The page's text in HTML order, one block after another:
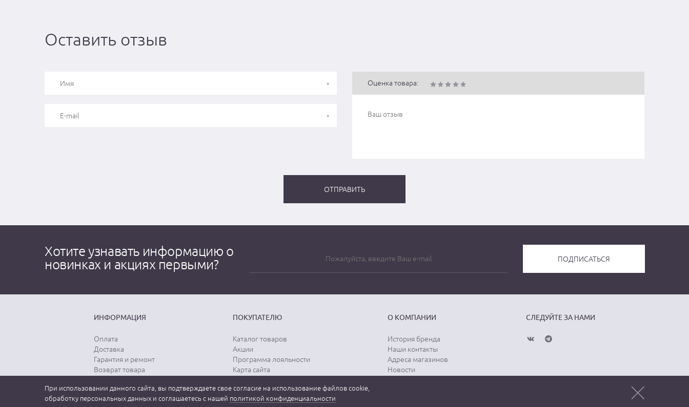
Оставить отзыв
Оценка товара:
Хотите узнавать информацию о
новинках и акциях первыми?
ИНФОРМАЦИЯ
Оплата
Доставка
Гарантия и ремонт
Возврат товара
Уход за одеждой
ПОКУПАТЕЛЮ
Каталог товаров
Акции
Программа лояльности
Карта сайта
Отзывы о товарах
О КОМПАНИИ
История бренда
Наши контакты
Адреса магазинов
Новости
СЛЕДУЙТЕ ЗА НАМИ
При использовании данного сайта, вы подтверждаете свое согласие на использование файлов cookie,
обработку персональных данных и соглашаетесь с нашей политикой конфиденциальности